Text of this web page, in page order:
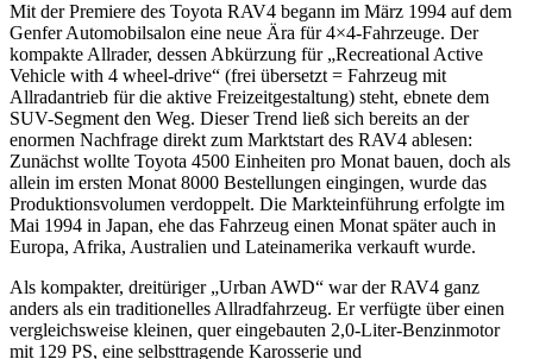
Mit der Premiere des Toyota RAV4 begann im März 1994 auf dem
Genfer Automobilsalon eine neue Ära für 4×4-Fahrzeuge. Der
kompakte Allrader, dessen Abkürzung für „Recreational Active
Vehicle with 4 wheel-drive“ (frei übersetzt = Fahrzeug mit
Allradantrieb für die aktive Freizeitgestaltung) steht, ebnete dem
SUV-Segment den Weg. Dieser Trend ließ sich bereits an der
enormen Nachfrage direkt zum Marktstart des RAV4 ablesen:
Zunächst wollte Toyota 4500 Einheiten pro Monat bauen, doch als
allein im ersten Monat 8000 Bestellungen eingingen, wurde das
Produktionsvolumen verdoppelt. Die Markteinführung erfolgte im
Mai 1994 in Japan, ehe das Fahrzeug einen Monat später auch in
Europa, Afrika, Australien und Lateinamerika verkauft wurde.
Als kompakter, dreitüriger „Urban AWD“ war der RAV4 ganz
anders als ein traditionelles Allradfahrzeug. Er verfügte über einen
vergleichsweise kleinen, quer eingebauten 2,0-Liter-Benzinmotor
mit 129 PS, eine selbsttragende Karosserie und